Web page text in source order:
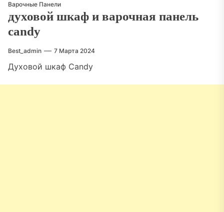
Варочные Панели
духовой шкаф и варочная панель
candy
Best_admin 7 Марта 2024
Духовой шкаф Candy